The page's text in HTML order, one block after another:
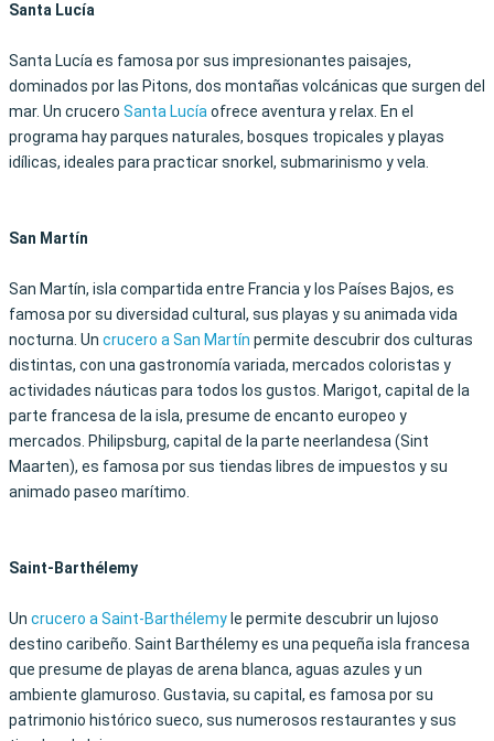
Santa Lucía
Santa Lucía es famosa por sus impresionantes paisajes,
dominados por las Pitons, dos montañas volcánicas que surgen del
mar. Un crucero Santa Lucíaofrece aventura y relax. En el
programa hay parques naturales, bosques tropicales y playas
idílicas, ideales para practicar snorkel, submarinismo y vela.
San Martín
San Martín, isla compartida entre Francia y los Países Bajos, es
famosa por su diversidad cultural, sus playas y su animada vida
nocturna. Un crucero a San Martín permite descubrir dos culturas
distintas, con una gastronomía variada, mercados coloristas y
actividades náuticas para todos los gustos. Marigot, capital de la
parte francesa de la isla, presume de encanto europeo y
mercados. Philipsburg, capital de la parte neerlandesa (Sint
Maarten), es famosa por sus tiendas libres de impuestos y su
animado paseo marítimo.
Saint-Barthélemy
Un crucero a Saint-Barthélemy le permite descubrir un lujoso
destino caribeño. Saint Barthélemy es una pequeña isla francesa
que presume de playas de arena blanca, aguas azules y un
ambiente glamuroso. Gustavia, su capital, es famosa por su
patrimonio histórico sueco, sus numerosos restaurantes y sus